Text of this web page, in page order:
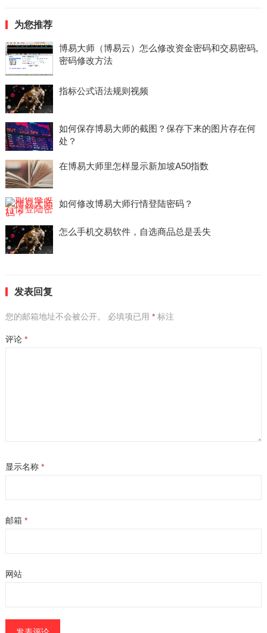
为您推荐
博易大师（博易云）怎么修改资金密码和交易密码,
密码修改方法
指标公式语法规则视频
如何保存博易大师的截图？保存下来的图片存在何
处？
在博易大师里怎样显示新加坡A50指数
如何修改博易大师行情登陆密码？
怎么手机交易软件，自选商品总是丢失
发表回复
您的邮箱地址不会被公开。 必填项已用 *标注
评论 *
显示名称 *
邮箱 *
网站